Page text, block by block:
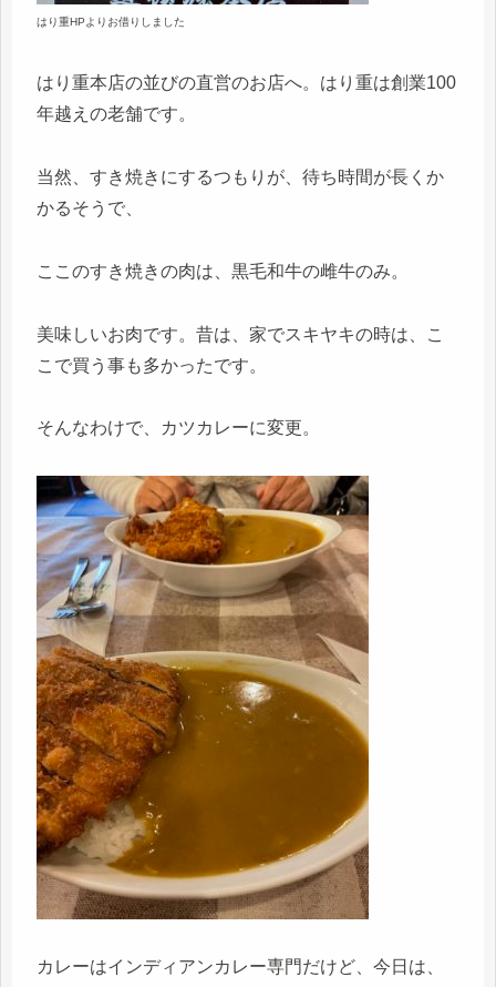
はり重HPよりお借りしました
はり重本店の並びの直営のお店へ。はり重は創業100
年越えの老舗です。
当然、すき焼きにするつもりが、待ち時間が長くか
かるそうで、
ここのすき焼きの肉は、黒毛和牛の雌牛のみ。
美味しいお肉です。昔は、家でスキヤキの時は、こ
こで買う事も多かったです。
そんなわけで、カツカレーに変更。
カレーはインディアンカレー専門だけど、今日は、